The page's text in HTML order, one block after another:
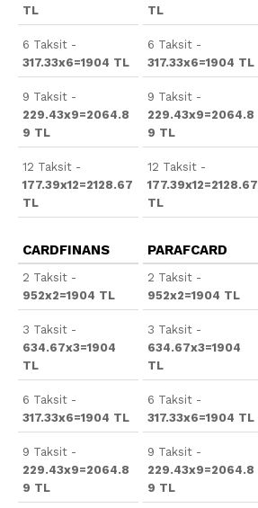
TL
6 Taksit -
317.33x6=1904 TL
9 Taksit -
229.43x9=2064.8
9 TL
12 Taksit -
177.39x12=2128.67
TL
TL
6 Taksit -
317.33x6=1904 TL
9 Taksit -
229.43x9=2064.8
9 TL
12 Taksit -
177.39x12=2128.67
TL
CARDFINANS
2 Taksit -
952x2=1904 TL
3 Taksit -
634.67x3=1904
TL
6 Taksit -
317.33x6=1904 TL
9 Taksit -
229.43x9=2064.8
9 TL
PARAFCARD
2 Taksit -
952x2=1904 TL
3 Taksit -
634.67x3=1904
TL
6 Taksit -
317.33x6=1904 TL
9 Taksit -
229.43x9=2064.8
9 TL